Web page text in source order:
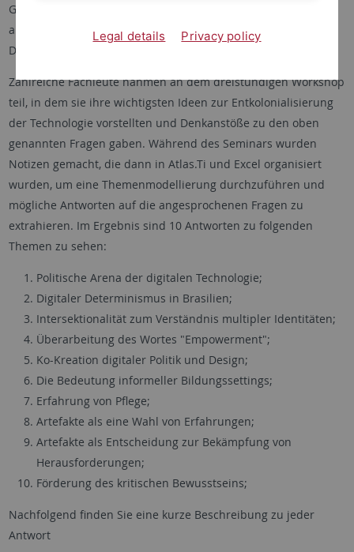
Gestalter*innen und Entscheidungsträger*innen zu werden,
anstatt marginalisierte Nutzer*innen, die der
Datenausbeutung ausgesetzt sind?
Zahlreiche Fachleute nahmen an dem dreistündigen Workshop
teil, in dem sie ihre wichtigsten Ideen zur Entkolonialisierung
der Technologie vorstellten und Denkanstöße zu den oben
genannten Fragen gaben. Während des Seminars wurden
Notizen gemacht, die dann in Atlas.Ti und Excel organisiert
wurden, um eine Themenmodellierung durchzuführen und
mögliche Antworten auf die angesprochenen Fragen zu
extrahieren. Im Ergebnis sind 10 Antworten zu folgenden
Themen zu sehen:
Politische Arena der digitalen Technologie;
Digitaler Determinismus in Brasilien;
Intersektionalität zum Verständnis multipler Identitäten;
Überarbeitung des Wortes "Empowerment";
Ko-Kreation digitaler Politik und Design;
Die Bedeutung informeller Bildungssettings;
Erfahrung von Pflege;
Artefakte als eine Wahl von Erfahrungen;
Artefakte als Entscheidung zur Bekämpfung von
Herausforderungen;
Förderung des kritischen Bewusstseins;
Nachfolgend finden Sie eine kurze Beschreibung zu jeder
Antwort
Legal details Privacy policy